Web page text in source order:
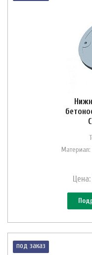
Цена:
под заказ